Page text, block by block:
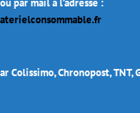
par mail à l’adresse :
Colissimo, Chronopost, TNT,